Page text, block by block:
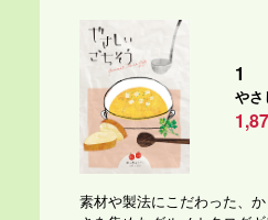
1
やさ
素材や製法にこだわった、